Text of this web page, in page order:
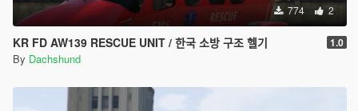
774 2
KR FD AW139 RESCUE UNIT / 한국 소방 구조 헬기 1.0
By Dachshund